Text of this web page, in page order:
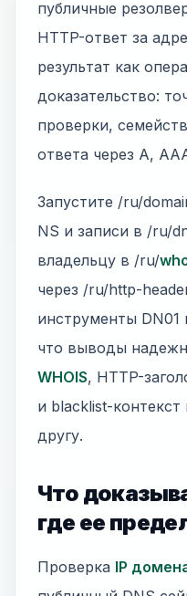
публичные
HTTP-ответ за
результат как
доказательство:
проверки,
ответа через A,
Запустите /ru/
NS и записи в /ru/
владельцу в /ru/
через /ru/http-
инструменты
что выводы
WHOIS, HTTP-
и blacklist-
другу.
Что
где ее
Проверка IP